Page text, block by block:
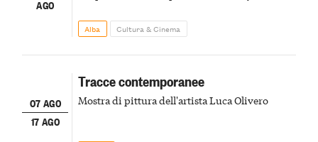
AGO
Alba Cultura & Cinema
07 AGO
17 AGO
Tracce contemporanee
Mostra di pittura dell'artista Luca Olivero